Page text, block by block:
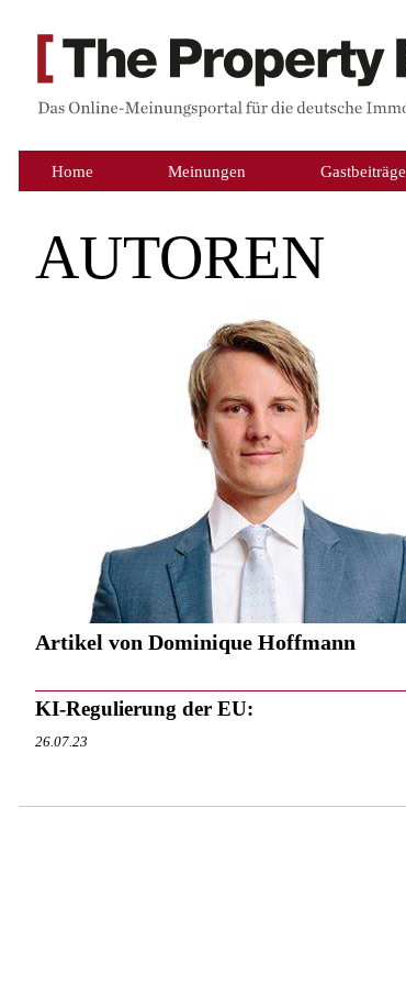
Home Meinungen Gastbeiträge
AUTOREN
Artikel von Dominique Hoffmann
KI-Regulierung der EU:
26.07.23